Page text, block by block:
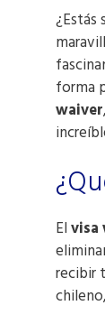
¿Estás
forma
waiver
Elvisa
recibir